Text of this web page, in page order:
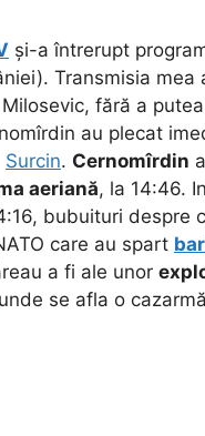
și-a întrerupt
Transmisia
fără a
au plecat
Surcin. Cernomîrdin
aeriană, la 14:46.
bubuituri despre
care au spart
a fi ale unor
se afla o